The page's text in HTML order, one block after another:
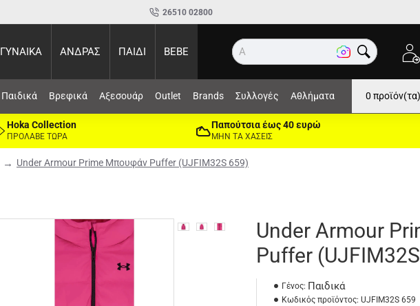
26510 02800
ΓΥΝΑΙΚΑ ΑΝΔΡΑΣ ΠΑΙΔΙ BEBE Αναζήτ
Παιδικά Βρεφικά Αξεσουάρ Outlet Brands Συλλογές Αθλήματα 0
Under Armour Prime Μπουφάν Puffer (UJFIM32S 659)
Hoka Collection
ΠΡΟΛΑΒΕ ΤΩΡΑ
Παπούτσια έως 40 ευρώ
ΜΗΝ ΤΑ ΧΑΣΕΙΣ
Under Armour
Puffer
Γένος: Παιδικά
Κωδικός προϊόντος: UJFIM32S 659